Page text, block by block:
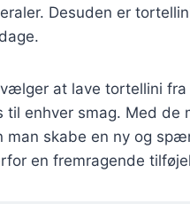
Desuden er
at lave tortellini
til enhver smag. Med de
skabe en ny og
en fremragende